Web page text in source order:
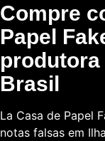
Compre
Papel
Brasil
La Casa de Papel
notas falsas em